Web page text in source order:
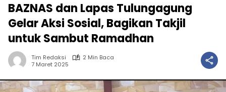
BAZNAS dan Lapas Tulungagung
Gelar Aksi Sosial, Bagikan Takjil
untuk Sambut Ramadhan
Tim Redaksi
2 Min Baca
7 Maret 2025